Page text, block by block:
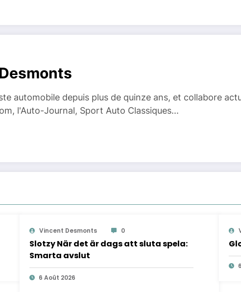
automobile depuis plus de quinze ans, et collabore
l'Auto-Journal, Sport Auto Classiques...
Vincent Desmonts 0
Slotzy När det är dags att sluta spela:
Smarta avslut
6 Août 2026